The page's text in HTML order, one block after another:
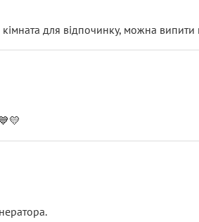
для відпочинку, можна випити